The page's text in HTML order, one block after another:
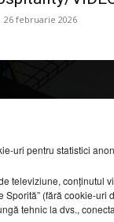
uri pentru statistici
televiziune, conținutul
(fără cookie-uri
tehnic la dvs.,
26 februarie 2026
EVENTS SRL.